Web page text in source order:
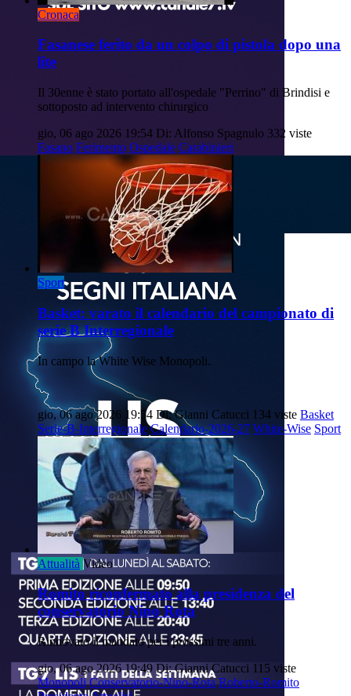
Cronaca
Fasanese ferito da un colpo di pistola dopo una
lite
Il 30enne è stato portato all'ospedale "Perrino" di Brindisi e
sottoposto ad intervento chirurgico
gio, 06 ago 2026 19:54 Di: Alfonso Spagnulo 332 viste
Fasano Ferimento Ospedale Carabinieri
Sport
Basket: varato il calendario del campionato di
serie B Interregionale
In campo la White Wise Monopoli.
gio, 06 ago 2026 19:54 Di: Gianni Catucci 134 viste Basket
Serie-B-Interregionale Calendario-2026-27 White-Wise Sport
Attualità Video
Romito riconfermato alla presidenza del
conservatorio Nino Rota
Rinnovato il mandato per i prossimi tre anni.
gio, 06 ago 2026 19:49 Di: Gianni Catucci 115 viste
Monopoli Conservatorio-Nino-Rota Roberto-Romito